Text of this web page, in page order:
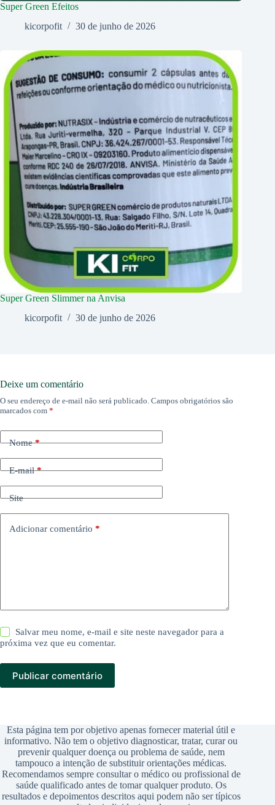
Super Green Efeitos
kicorpofit
30 de junho de 2026
Super Green Slimmer na Anvisa
kicorpofit
30 de junho de 2026
Deixe um comentário
O seu endereço de e-mail não será publicado. Campos obrigatórios são
marcados com *
Nome*
E-mail*
Site
Adicionar comentário *
Salvar meu nome, e-mail e site neste navegador para a
próxima vez que eu comentar.
Publicar comentário
Esta página tem por objetivo apenas fornecer material útil e
informativo. Não tem o objetivo diagnosticar, tratar, curar ou
prevenir qualquer doença ou problema de saúde, nem
tampouco a intenção de substituir orientações médicas.
Recomendamos sempre consultar o médico ou profissional de
saúde qualificado antes de tomar qualquer produto. Os
resultados e depoimentos descritos aqui podem não ser típicos